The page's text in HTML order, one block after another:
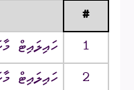
#
1
ހައިލައިޓް
2
ހައިލައިޓް